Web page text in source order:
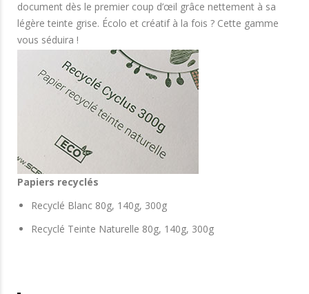
document dès le premier coup d’œil grâce nettement à sa
légère teinte grise. Écolo et créatif à la fois ? Cette gamme
vous séduira !
Papiers recyclés
Recyclé Blanc 80g, 140g, 300g
Recyclé Teinte Naturelle 80g, 140g, 300g